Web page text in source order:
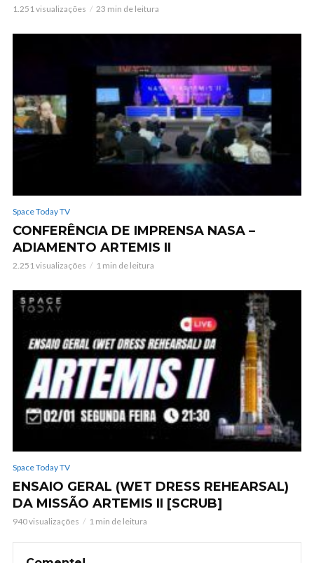
1.251 visualizações 23 min de leitura
Space Today TV
CONFERÊNCIA DE IMPRENSA NASA –
ADIAMENTO ARTEMIS II
2.251 visualizações 1 min de leitura
Space Today TV
ENSAIO GERAL (WET DRESS REHEARSAL)
DA MISSÃO ARTEMIS II [SCRUB]
940 visualizações 1 min de leitura